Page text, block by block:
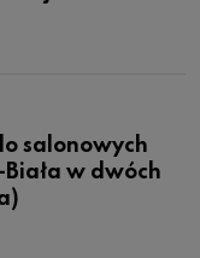
salonowych
w dwóch